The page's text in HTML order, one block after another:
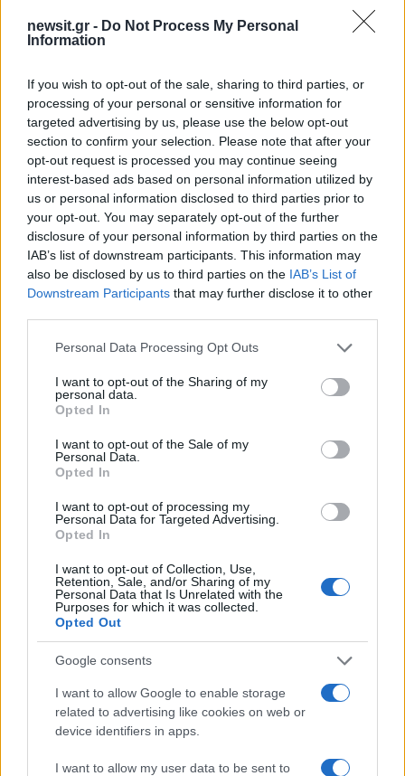
newsit.gr - Do Not Process My Personal
Information
If you wish to opt-out of the sale, sharing to third parties, or
processing of your personal or sensitive information for
targeted advertising by us, please use the below opt-out
section to confirm your selection. Please note that after your
opt-out request is processed you may continue seeing
interest-based ads based on personal information utilized by
us or personal information disclosed to third parties prior to
your opt-out. You may separately opt-out of the further
disclosure of your personal information by third parties on the
IAB’s list of downstream participants. This information may
also be disclosed by us to third parties on the IAB’s List of
Downstream Participants that may further disclose it to other
Please note that this website/app uses one or more Google
not limited to your visit or usage behaviour. You may click to
grant or deny consent to Google and its third-party tags to
use your data for below specified purposes in below Google
consent section.
Personal Data Processing Opt Outs
I want to opt-out of the Sharing of my
personal data.
Opted In
I want to opt-out of the Sale of my
Personal Data.
Opted In
I want to opt-out of processing my
Personal Data for Targeted Advertising.
Opted In
I want to opt-out of Collection, Use,
Retention, Sale, and/or Sharing of my
Personal Data that Is Unrelated with the
Purposes for which it was collected.
Opted Out
Google consents
I want to allow Google to enable storage
related to advertising like cookies on web or
device identifiers in apps.
I want to allow my user data to be sent to
διπλωματικό αντίβαρο απέναντι στις ΗΠΑ και
το Ισραήλ. Ωστόσο, οι εσωτερικές διαφωνίες
ενιαίου «αντιδυτικού πόλου» παραμένει
εξαιρετικά δύσκολη υπόθεση.
ΔΙΑΦΗΜΙΣΗ
Σχόλια
Αν τα χάσατε
Μήλος: Οι «γκρίζες ζώνες»
του νόμου για την
προσγείωση του
ελικοπτέρου στο
μποφόρ και
στους 39°C - Την